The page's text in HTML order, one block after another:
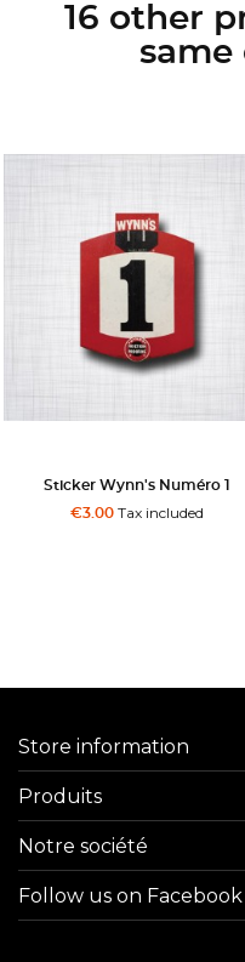
16 other
same
Sticker Wynn's Numéro 1
€3.00Tax included
Store information
Produits
Notre société
Follow us on Facebook